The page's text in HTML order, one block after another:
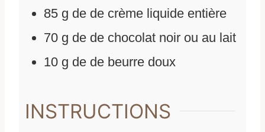
85 g de de crème liquide entière
70 g de de chocolat noir ou au lait
10 g de de beurre doux
INSTRUCTIONS